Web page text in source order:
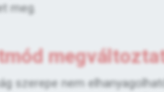
meg.
szerepe nem